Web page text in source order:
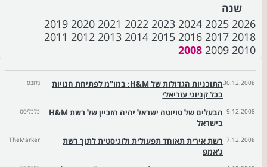
שנה
2026
2025
2024
2023
2022
2021
2020
2019
2018
2017
2016
2015
2014
2013
2012
2011
2010
2009
2008
30.12.2008
התוכניות הגדולות של H&M: במו"מ לפתיחת חנויות
בכל קניוני עזריאלי
גלובס
9.12.2008
הבעלים של טויוטה ישראל יהיה הזכיין של רשת H&M
בישראל
כלכליסט
7.12.2008 רשת אירית תאוחד תפעולית ולוגיסטית לתוך רשת
ג'אמפ
TheMarker